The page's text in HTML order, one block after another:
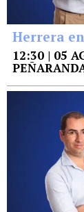
Herrera en
12:30 | 05